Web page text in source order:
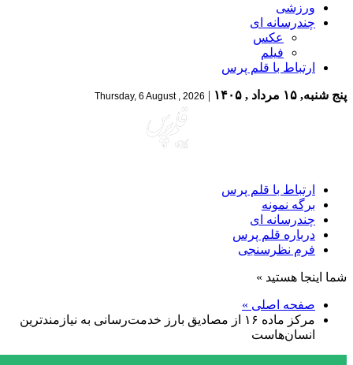
ورزشی
چندرسانه ای
عکس
فیلم
ارتباط با قلم پرس
پنج شنبه, ۱۵ مرداد , ۱۴۰۵ |
Thursday, 6 August , 2026
ارتباط با قلم پرس
برگه نمونه
چندرسانه ای
درباره قلم پرس
فرم نظرسنجی
شما اینجا هستید »
صفحه اصلی »
مرکز ماده ۱۶ از مصادیق بارز خدمت‌رسانی به نیازمندترین
انسان‌هاست